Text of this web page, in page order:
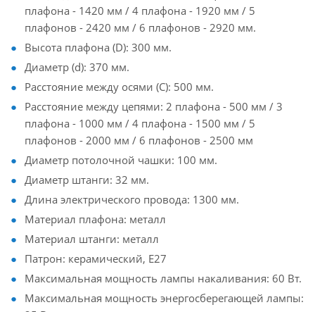
плафона - 1420 мм / 4 плафона - 1920 мм / 5
плафонов - 2420 мм / 6 плафонов - 2920 мм.
Высота плафона (D): 300 мм.
Диаметр (d): 370 мм.
Расстояние между осями (C): 500 мм.
Расстояние между цепями: 2 плафона - 500 мм / 3
плафона - 1000 мм / 4 плафона - 1500 мм / 5
плафонов - 2000 мм / 6 плафонов - 2500 мм
Диаметр потолочной чашки: 100 мм.
Диаметр штанги: 32 мм.
Длина электрического провода: 1300 мм.
Материал плафона: металл
Материал штанги: металл
Патрон: керамический, E27
Максимальная мощность лампы накаливания: 60 Вт.
Максимальная мощность энергосберегающей лампы: